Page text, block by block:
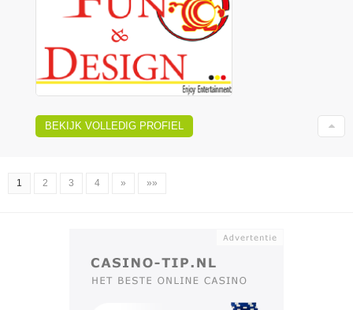
BEKIJK VOLLEDIG PROFIEL
1 2 3 4 » »»